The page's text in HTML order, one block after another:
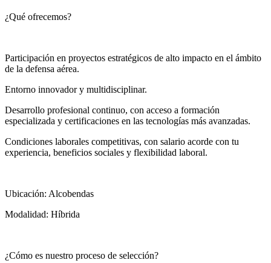
¿Qué ofrecemos?
Participación en proyectos estratégicos de alto impacto en el ámbito
de la defensa aérea.
Entorno innovador y multidisciplinar.
Desarrollo profesional continuo, con acceso a formación
especializada y certificaciones en las tecnologías más avanzadas.
Condiciones laborales competitivas, con salario acorde con tu
experiencia, beneficios sociales y flexibilidad laboral.
Ubicación: Alcobendas
Modalidad: Híbrida
¿Cómo es nuestro proceso de selección?